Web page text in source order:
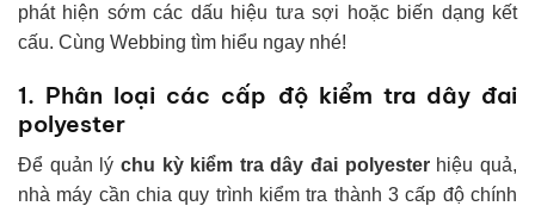
phát hiện sớm các dấu hiệu tưa sợi hoặc biến dạng kết
cấu. Cùng Webbing tìm hiểu ngay nhé!
1. Phân loại các cấp độ kiểm tra dây đai
polyester
Để quản lý chu kỳ kiểm tra dây đai polyester hiệu quả,
nhà máy cần chia quy trình kiểm tra thành 3 cấp độ chính